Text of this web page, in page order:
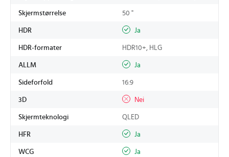
Skjermstørrelse 50 "
HDR Ja
HDR-formater HDR10+, HLG
ALLM Ja
Sideforfold 16:9
3D Nei
Skjermteknologi QLED
HFR Ja
WCG Ja